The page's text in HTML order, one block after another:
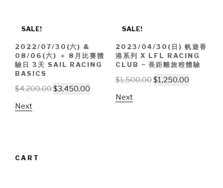
SALE!
2022/07/30(六) &
08/06(六) ＋ 8月比賽體
驗日 3天 SAIL RACING
BASICS
$4,200.00$3,450.00
Next
SALE!
2023/04/30(日) 帆遊香
港系列 X LFL RACING
CLUB ~ 長距離旅程體驗
$1,500.00$1,250.00
Next
CART